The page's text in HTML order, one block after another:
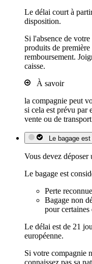
Le délai court à
disposition.
Si l'absence de
produits de
remboursement.
caisse.
À savoir
la compagnie peut
si cela est prévu par
vente ou de
Le bagage est
Vous devez déposer
Le bagage est
Perte
Bagage non
pour certaines
Le délai est de 21
européenne.
Si votre compagnie